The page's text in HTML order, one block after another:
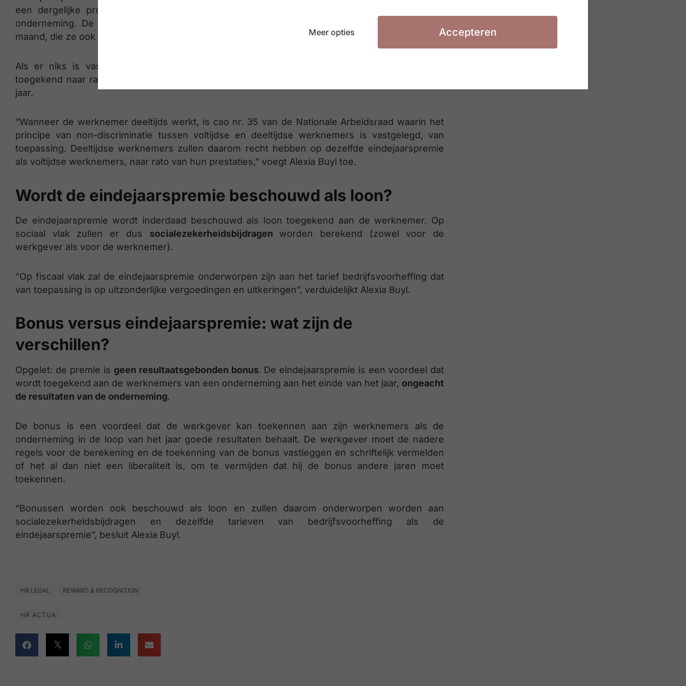
een dergelijke pro rata is vastgelegd in een collectieve overeenkomst in de sector of de
onderneming. De meeste sectoren voorzien in een pro rata premie van 1/12e per gewerkte
maand, die ze ook koppelen aan een anciënniteitsvoorwaarde.
Als er niks is vastgelegd binnen het paritair comité of de onderneming, wordt de premie
toegekend naar rato van de duur van de prestaties die verricht werden tijdens het betreffende
jaar.
“Wanneer de werknemer deeltijds werkt, is cao nr. 35 van de Nationale Arbeidsraad waarin het
principe van non-discriminatie tussen voltijdse en deeltijdse werknemers is vastgelegd, van
toepassing. Deeltijdse werknemers zullen daarom recht hebben op dezelfde eindejaarspremie
als voltijdse werknemers, naar rato van hun prestaties,” voegt Alexia Buyl toe.
Wordt de eindejaarspremie beschouwd als loon?
De eindejaarspremie wordt inderdaad beschouwd als loon toegekend aan de werknemer. Op
sociaal vlak zullen er dus socialezekerheidsbijdragen worden berekend (zowel voor de
werkgever als voor de werknemer).
“Op fiscaal vlak zal de eindejaarspremie onderworpen zijn aan het tarief bedrijfsvoorheffing dat
van toepassing is op uitzonderlijke vergoedingen en uitkeringen”, verduidelijkt Alexia Buyl.
Bonus versus eindejaarspremie: wat zijn de
verschillen?
Opgelet: de premie is geen resultaatsgebonden bonus. De eindejaarspremie is een voordeel dat
wordt toegekend aan de werknemers van een onderneming aan het einde van het jaar, ongeacht
de resultaten van de onderneming.
De bonus is een voordeel dat de werkgever kan toekennen aan zijn werknemers als de
onderneming in de loop van het jaar goede resultaten behaalt. De werkgever moet de nadere
regels voor de berekening en de toekenning van de bonus vastleggen en schriftelijk vermelden
of het al dan niet een liberaliteit is, om te vermijden dat hij de bonus andere jaren moet
toekennen.
“Bonussen worden ook beschouwd als loon en zullen daarom onderworpen worden aan
socialezekerheidsbijdragen en dezelfde tarieven van bedrijfsvoorheffing als de
eindejaarspremie”, besluit Alexia Buyl.
HR LEGAL REWARD & RECOGNITION
HR ACTUA
Meer opties Accepteren